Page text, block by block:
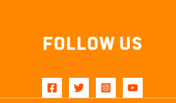
Follow Us